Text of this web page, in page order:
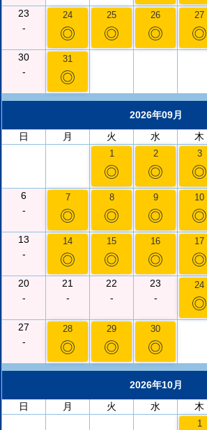
23
-
24
◎
25
◎
26
◎
27
◎
30
-
31
◎
2026年09月
日
月 火 水 木
1
◎
2
◎
3
◎
6
-
7
◎
8
◎
9
◎
10
◎
13
-
14
◎
15
◎
16
◎
17
◎
20
-
21
-
22
-
23
-
24
◎
27
-
28
◎
29
◎
30
◎
2026年10月
日
月 火 水 木
1